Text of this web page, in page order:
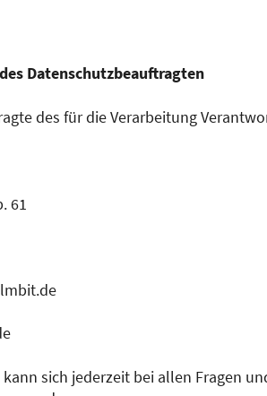
Datenschutzbeauftragten
des für die Verarbeitung
61
sich jederzeit bei allen Fragen